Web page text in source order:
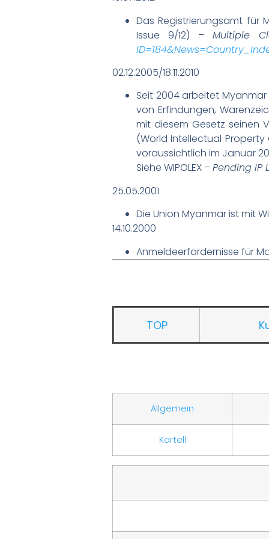
Das Registrierungsamt für
Issue 9/12) – Multiple
02.12.2005/18.11.2010
Seit 2004 arbeitet
von Erfindungen,
mit diesem Gesetz seinen
(World Intellectual
voraussichtlich im Januar
Siehe WIPOLEX –Pending IP
25.05.2001
Die Union Myanmar ist mit
14.10.2000
Anmeldeerfordernisse für
TOP
Allgemein
Kartell